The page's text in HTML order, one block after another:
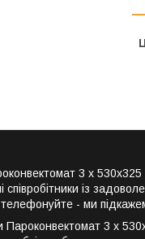
3 x
із
- ми
3 x